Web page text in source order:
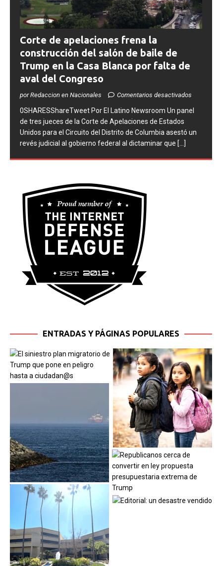
Corte de apelaciones frena la
construcción del salón de baile de
Trump en la Casa Blanca por falta de
aval del Congreso
0SHARESShareTweet ​Por El Latino Newsroom Un panel
de tres jueces de la Corte de Apelaciones de Estados
Unidos para el Circuito del Distrito de Columbia asestó un
revés judicial al gobierno federal al dictaminar que [...]